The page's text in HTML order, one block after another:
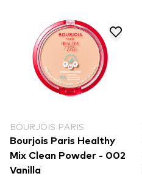
BOURJOIS PARIS
Bourjois Paris Healthy
Mix Clean Powder - 002
Vanilla